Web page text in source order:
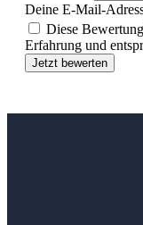
Deine E-Mail-
Diese
Erfahrung und
Jetzt bewerten